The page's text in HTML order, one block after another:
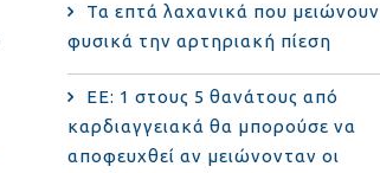
Τα επτά λαχανικά που μειώνουν
φυσικά την αρτηριακή πίεση
ΕΕ: 1 στους 5 θανάτους από
καρδιαγγειακά θα μπορούσε να
αποφευχθεί αν μειώνονταν οι